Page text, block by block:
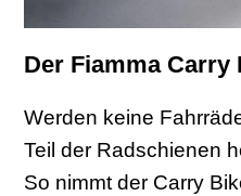
Der Fiamma
Werden keine
Teil der Radschienen
So nimmt der Carry